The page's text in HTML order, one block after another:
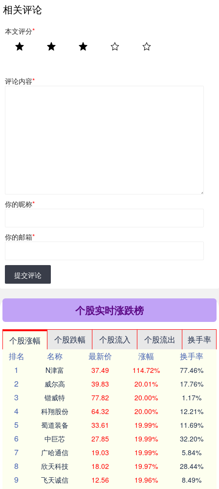
相关评论
本文评分*
评论内容*
你的昵称*
你的邮箱*
提交评论
个股实时涨跌榜
个股涨幅 个股跌幅 个股流入 个股流出
换手率
排名
名称 最新价 涨幅
换手率
1
N津富 37.49 114.72% 77.46%
2 威尔高 39.83 20.01% 17.76%
3 锴威特 77.82 20.00% 1.17%
4 科翔股份 64.32 20.00% 12.21%
5 蜀道装备 33.61 19.99% 11.69%
6 中巨芯 27.85 19.99% 32.20%
7 广哈通信 19.03 19.99% 5.84%
8 欣天科技 18.02 19.97% 28.44%
9 飞天诚信 12.56 19.96% 8.49%